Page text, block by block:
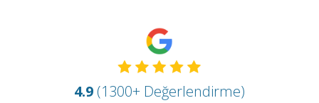
4.9 (1300+ Değerlendirme)